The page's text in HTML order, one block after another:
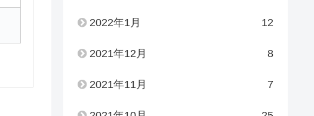
2022年1月 12
2021年12月 8
2021年11月 7